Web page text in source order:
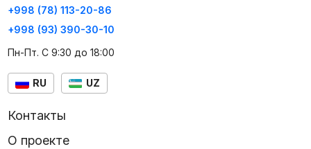
+998 (78) 113-20-86
+998 (93) 390-30-10
Пн-Пт. С 9:30 до 18:00
RU UZ
Контакты
О проекте